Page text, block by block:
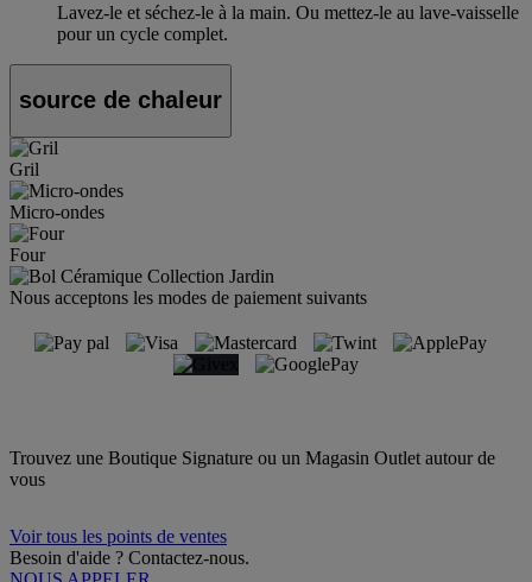
Lavez-le et séchez-le à la main. Ou mettez-le au lave-vaisselle
pour un cycle complet.
source de chaleur
Gril
Micro-ondes
Four
Nous acceptons les modes de paiement suivants
Trouvez une Boutique Signature ou un Magasin Outlet autour de
vous
Voir tous les points de ventes
Besoin d'aide ? Contactez-nous.